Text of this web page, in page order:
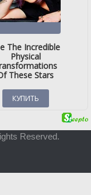
Reserved.